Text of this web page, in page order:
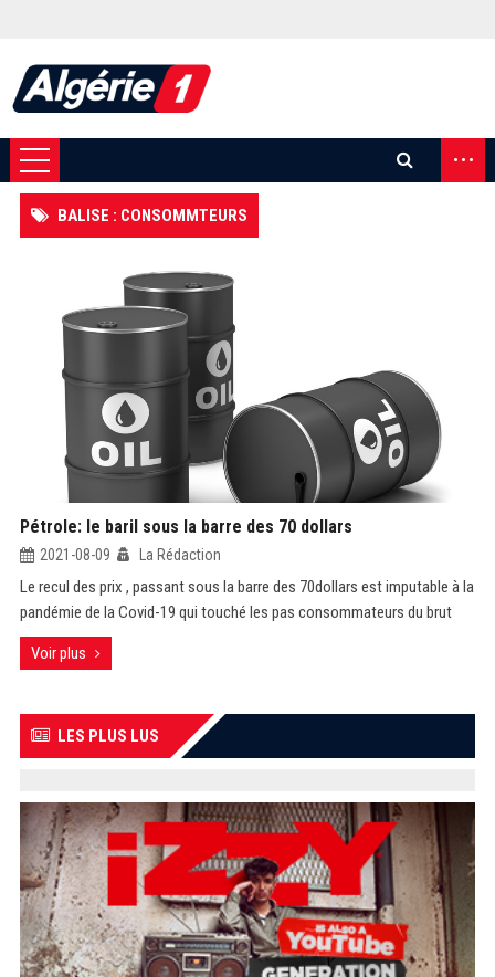
...
BALISE : CONSOMMTEURS
Pétrole: le baril sous la barre des 70 dollars
2021-08-09 La Rédaction
Le recul des prix , passant sous la barre des 70dollars est imputable à la
pandémie de la Covid-19 qui touché les pas consommateurs du brut
Voir plus
LES PLUS LUS